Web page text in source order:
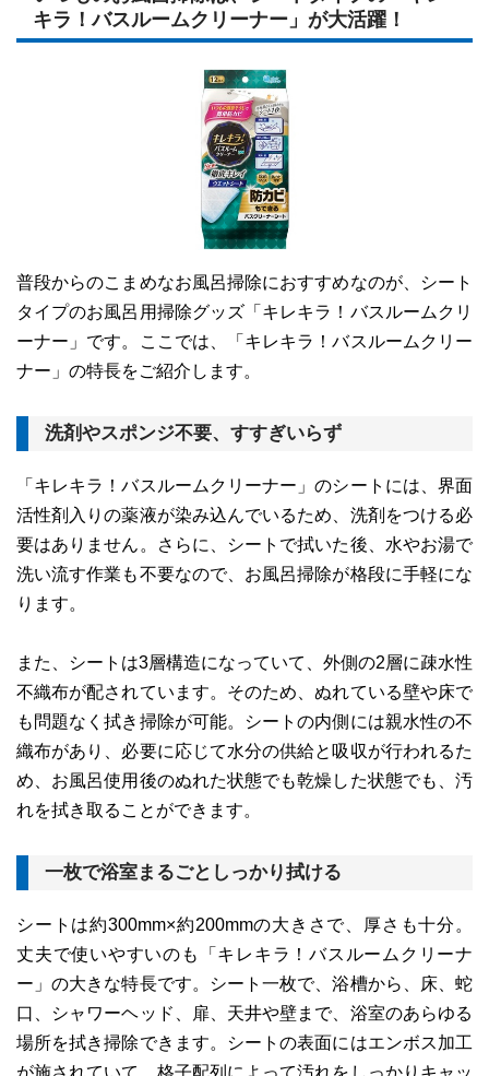
キラ！バスルームクリーナー」が大活躍！
普段からのこまめなお風呂掃除におすすめなのが、シート
タイプのお風呂用掃除グッズ「キレキラ！バスルームクリ
ーナー」です。ここでは、「キレキラ！バスルームクリー
ナー」の特長をご紹介します。
洗剤やスポンジ不要、すすぎいらず
「キレキラ！バスルームクリーナー」のシートには、界面
活性剤入りの薬液が染み込んでいるため、洗剤をつける必
要はありません。さらに、シートで拭いた後、水やお湯で
洗い流す作業も不要なので、お風呂掃除が格段に手軽にな
ります。
また、シートは3層構造になっていて、外側の2層に疎水性
不織布が配されています。そのため、ぬれている壁や床で
も問題なく拭き掃除が可能。シートの内側には親水性の不
織布があり、必要に応じて水分の供給と吸収が行われるた
め、お風呂使用後のぬれた状態でも乾燥した状態でも、汚
れを拭き取ることができます。
一枚で浴室まるごとしっかり拭ける
シートは約300mm×約200mmの大きさで、厚さも十分。
丈夫で使いやすいのも「キレキラ！バスルームクリーナ
ー」の大きな特長です。シート一枚で、浴槽から、床、蛇
口、シャワーヘッド、扉、天井や壁まで、浴室のあらゆる
場所を拭き掃除できます。シートの表面にはエンボス加工
が施されていて、格子配列によって汚れをしっかりキャッ